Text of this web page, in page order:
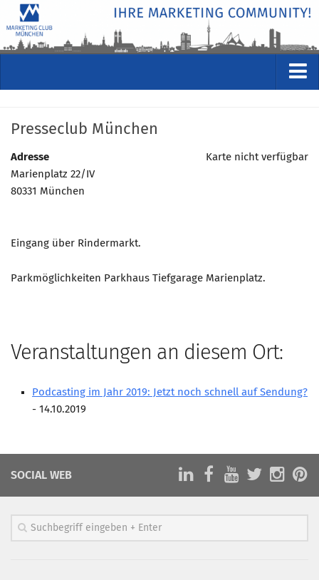
Kommende Veranstaltungen
Veranstaltungsformate
Clubführung
Arbeitsgruppen
Münchner Marketingpreis
Marketing Pioniere im BVMC
CLUB-KOMMUNIKATION
Presseclub München
Karte nicht verfügbar
Adresse
Marienplatz 22/IV
80331 München
Eingang über Rindermarkt.
Parkmöglichkeiten Parkhaus Tiefgarage Marienplatz.
Veranstaltungen an diesem Ort:
Podcasting im Jahr 2019: Jetzt noch schnell auf Sendung?
- 14.10.2019
SOCIAL WEB